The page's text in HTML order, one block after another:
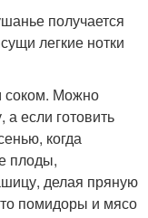
получается
легкие нотки
соком. Можно
если готовить
когда
плоды,
делая пряную
помидоры и мясо